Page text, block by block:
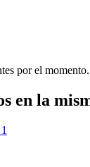
por el momento.
en la